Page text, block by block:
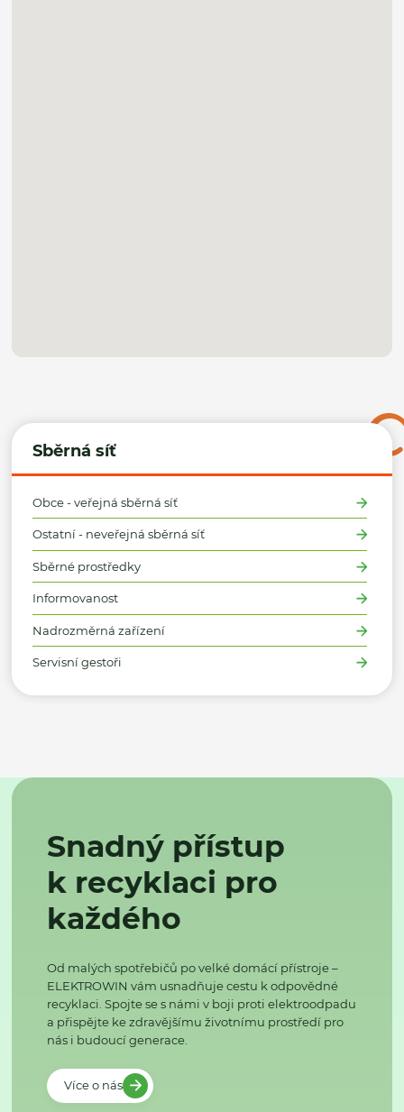
Sběrná síť
Obce - veřejná sběrná síť
Ostatní - neveřejná sběrná síť
Sběrné prostředky
Informovanost
Nadrozměrná zařízení
Servisní gestoři
Snadný přístup
k recyklaci pro
každého
Od malých spotřebičů po velké domácí přístroje –
ELEKTROWIN vám usnadňuje cestu k odpovědné
recyklaci. Spojte se s námi v boji proti elektroodpadu
a přispějte ke zdravějšímu životnímu prostředí pro
nás i budoucí generace.
Více o nás